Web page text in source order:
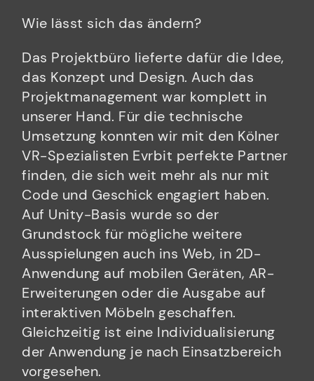
Wie lässt sich das ändern?
Das Projektbüro lieferte dafür die Idee,
das Konzept und Design. Auch das
Projektmanagement war komplett in
unserer Hand. Für die technische
Umsetzung konnten wir mit den Kölner
VR-Spezialisten Evrbit perfekte Partner
finden, die sich weit mehr als nur mit
Code und Geschick engagiert haben.
Auf Unity-Basis wurde so der
Grundstock für mögliche weitere
Ausspielungen auch ins Web, in 2D-
Anwendung auf mobilen Geräten, AR-
Erweiterungen oder die Ausgabe auf
interaktiven Möbeln geschaffen.
Gleichzeitig ist eine Individualisierung
der Anwendung je nach Einsatzbereich
vorgesehen.